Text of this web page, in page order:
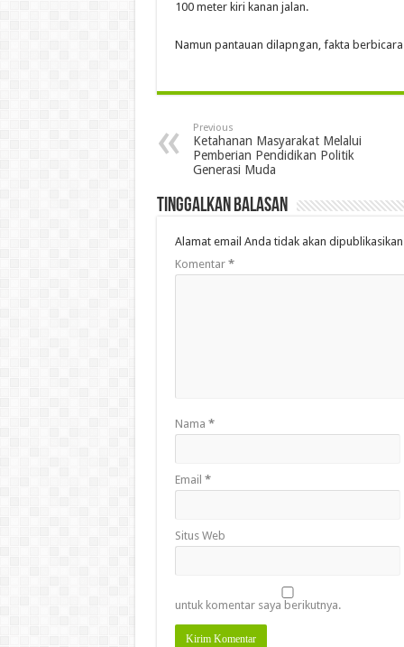
100 meter kiri kanan jalan.
Namun pantauan dilapngan, fakta
Previous
Ketahanan Masyarakat Melalui
Pemberian Pendidikan Politik
Generasi Muda
Tinggalkan Balasan
Alamat email Anda tidak akan
Komentar *
Nama *
Email *
Situs Web
untuk komentar saya berikutnya.